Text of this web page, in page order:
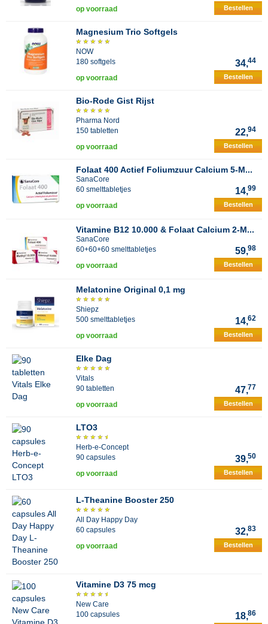
op voorraad Bestellen
Magnesium Trio Softgels
NOW
180 softgels
34,44
op voorraad Bestellen
Bio-Rode Gist Rijst
Pharma Nord
150 tabletten
22,94
op voorraad Bestellen
Folaat 400 Actief Foliumzuur Calcium 5-M...
SanaCore
60 smelttabletjes
14,99
op voorraad Bestellen
Vitamine B12 10.000 & Folaat Calcium 2-M...
SanaCore
60+60+60 smelttabletjes
59,98
op voorraad Bestellen
Melatonine Original 0,1 mg
Shiepz
500 smelttabletjes
14,62
op voorraad Bestellen
Elke Dag
Vitals
90 tabletten
47,77
op voorraad Bestellen
LTO3
Herb-e-Concept
90 capsules
39,50
op voorraad Bestellen
L-Theanine Booster 250
All Day Happy Day
60 capsules
32,83
op voorraad Bestellen
Vitamine D3 75 mcg
New Care
100 capsules
18,86